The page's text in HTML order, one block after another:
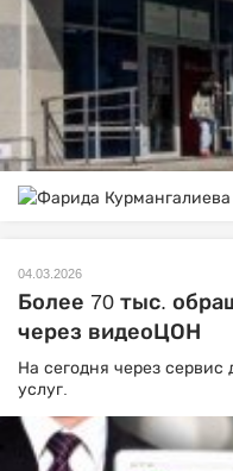
04.03.2026
Более 70 тыс.
через видеоЦОН
На сегодня через сервис
услуг.